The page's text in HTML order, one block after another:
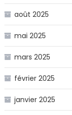
août 2025
mai 2025
mars 2025
février 2025
janvier 2025